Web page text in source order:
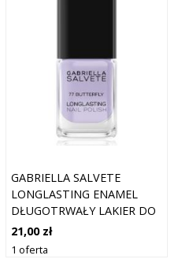
GABRIELLA SALVETE
LONGLASTING ENAMEL
DŁUGOTRWAŁY LAKIER DO
PAZNOKCI Z WYSOKIM
POŁYSKIEM ODCIEŃ 77
21,00 zł
1 oferta